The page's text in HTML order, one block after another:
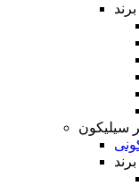
سیلیکون